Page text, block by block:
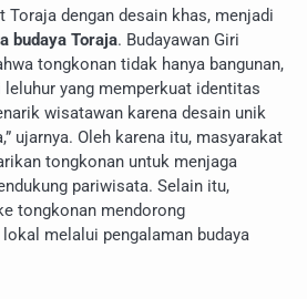
Toraja dengan desain khas, menjadi
budaya Toraja. Budayawan Giri
tongkonan tidak hanya bangunan,
yang memperkuat identitas
wisatawan karena desain unik
ujarnya. Oleh karena itu, masyarakat
tongkonan untuk menjaga
pariwisata. Selain itu,
tongkonan mendorong
melalui pengalaman budaya